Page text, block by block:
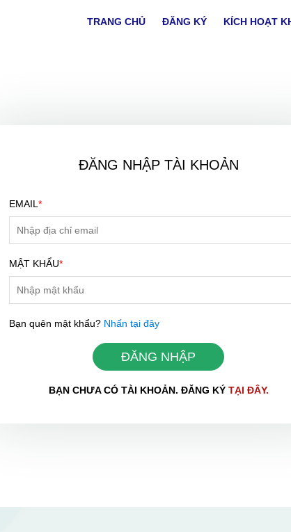
TRANG CHỦ ĐĂNG KÝ KÍCH HOẠT
ĐĂNG NHẬP TÀI KHOẢN
EMAIL *
MẬT KHẨU*
Bạn quên mật khẩu? Nhấn tại đây
ĐĂNG NHẬP
BẠN CHƯA CÓ TÀI KHOẢN. ĐĂNG KÝ TẠI ĐÂY.